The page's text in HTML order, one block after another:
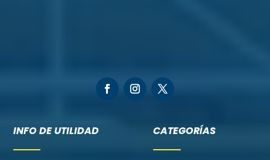
INFO DE UTILIDAD CATEGORÍAS